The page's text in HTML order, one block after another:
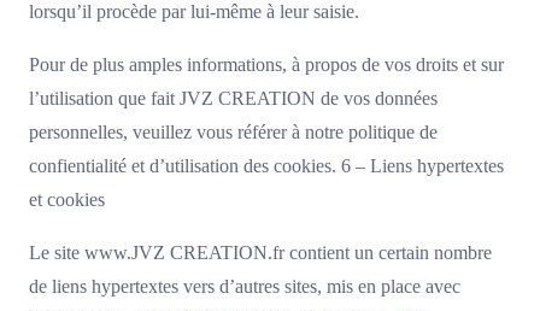
lorsqu’il procède par lui-même à leur saisie.
Pour de plus amples informations, à propos de vos droits et sur
l’utilisation que fait JVZ CREATION de vos données
personnelles, veuillez vous référer à notre politique de
confientialité et d’utilisation des cookies. 6 – Liens hypertextes
et cookies
Le site www.JVZ CREATION.fr contient un certain nombre
de liens hypertextes vers d’autres sites, mis en place avec